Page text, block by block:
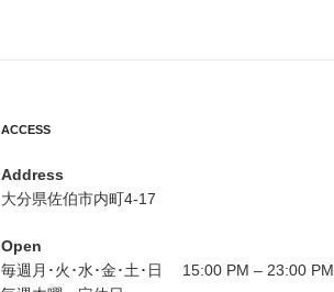
ACCESS
Address
大分県佐伯市内町4-17
Open
毎週月･火･水･金･土･日 15:00 PM – 23:00 PM